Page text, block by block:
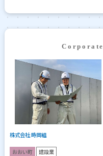
株式会社 時岡組
おおい町 建設業